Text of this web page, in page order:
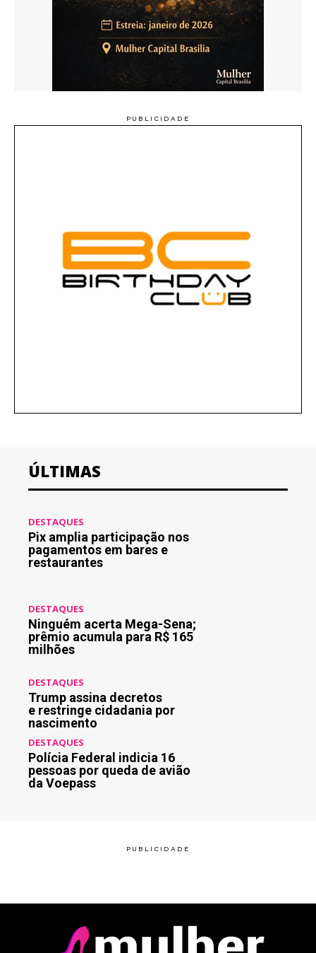
ÚLTIMAS
DESTAQUES
Pix amplia participação nos
pagamentos em bares e
restaurantes
DESTAQUES
Ninguém acerta Mega-Sena;
prêmio acumula para R$ 165
milhões
DESTAQUES
Trump assina decretos
e restringe cidadania por
nascimento
DESTAQUES
Polícia Federal indicia 16
pessoas por queda de avião
da Voepass